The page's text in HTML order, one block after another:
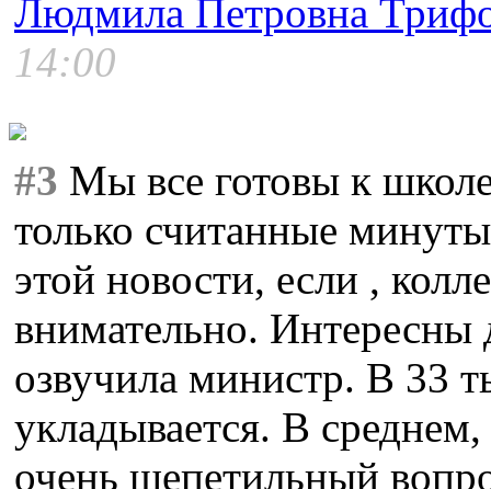
Людмила Петровна
14:00
#3 Мы все готовы к
только считанные
этой новости, если ,
внимательно. Интересны
озвучила министр. В 33
укладывается. В
очень щепетильный